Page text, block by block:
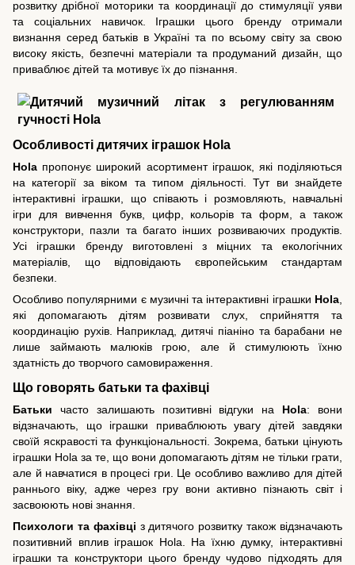
розвитку дрібної моторики та координації до стимуляції уяви
та соціальних навичок. Іграшки цього бренду отримали
визнання серед батьків в Україні та по всьому світу за свою
високу якість, безпечні матеріали та продуманий дизайн, що
приваблює дітей та мотивує їх до пізнання.
Особливості дитячих іграшок Hola
Hola пропонує широкий асортимент іграшок, які поділяються
на категорії за віком та типом діяльності. Тут ви знайдете
інтерактивні іграшки, що співають і розмовляють, навчальні
ігри для вивчення букв, цифр, кольорів та форм, а також
конструктори, пазли та багато інших розвиваючих продуктів.
Усі іграшки бренду виготовлені з міцних та екологічних
матеріалів, що відповідають європейським стандартам
безпеки.
Особливо популярними є музичні та інтерактивні іграшки Hola
які допомагають дітям розвивати слух, сприйняття та
координацію рухів. Наприклад, дитячі піаніно та барабани не
лише займають малюків грою, але й стимулюють їхню
здатність до творчого самовираження.
Що говорять батьки та фахівці
Батьки часто залишають позитивні відгуки на Hola: вони
відзначають, що іграшки приваблюють увагу дітей завдяки
своїй яскравості та функціональності. Зокрема, батьки цінують
іграшки Hola за те, що вони допомагають дітям не тільки грати,
але й навчатися в процесі гри. Це особливо важливо для дітей
раннього віку, адже через гру вони активно пізнають світ і
засвоюють нові знання.
Психологи та фахівці з дитячого розвитку також відзначають
позитивний вплив іграшок Hola. На їхню думку, інтерактивні
іграшки та конструктори цього бренду чудово підходять для